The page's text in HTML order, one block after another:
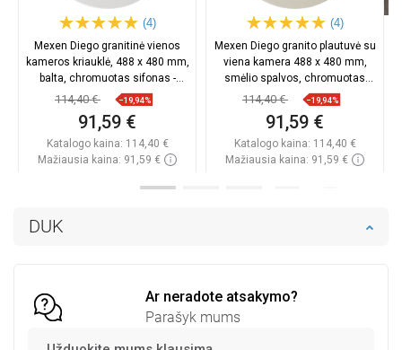
DUK
Ar neradote atsakymo?
Parašyk mums
(4)
Mexen Diego granitinė vienos
kameros kriauklė, 488 x 480 mm,
balta, chromuotas sifonas -
6512481000-20
114,40 € −19,94%
91,59 €
Katalogo kaina: 114,40 €
Mažiausia kaina: 91,59 €
(4)
Mexen Diego granito plautuvė su
viena kamera 488 x 480 mm,
smėlio spalvos, chromuotas
sifonas - 6512481000-69
114,40 € −19,94%
91,59 €
Katalogo kaina: 114,40 €
Mažiausia kaina: 91,59 €